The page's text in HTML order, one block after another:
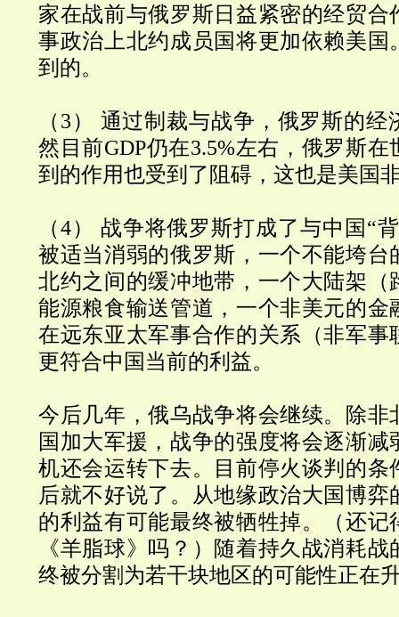
家在战前与俄罗斯日益紧密的经贸合
事政治上北约成员国将更加依赖美国
到的。
（3） 通过制裁与战争，俄罗斯的
然目前GDP仍在3.5%左右，俄罗斯
到的作用也受到了阻碍，这也是美国
（4） 战争将俄罗斯打成了与中国“
被适当消弱的俄罗斯，一个不能垮台
北约之间的缓冲地带，一个大陆架（
能源粮食输送管道，一个非美元的金
在远东亚太军事合作的关系（非军事
更符合中国当前的利益。
今后几年，俄乌战争将会继续。除非
国加大军援，战争的强度将会逐渐减
机还会运转下去。
目前停火谈判的
后就不好说了。从地缘政治大国博弈
的利益有可能最终被牺牲掉。（还记
《羊脂球》吗？）随着持久战消耗
终被分割为若干块地区的可能性正在